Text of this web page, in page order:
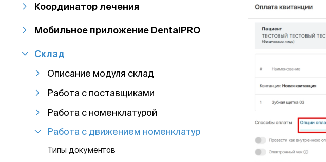
Координатор лечения
Мобильное приложение DentalPRO
Склад
Описание модуля склад
Работа с поставщиками
Работа с номенклатурой
Работа с движением номенклатур
Типы документов